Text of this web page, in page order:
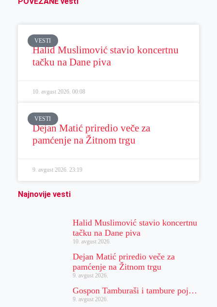
VESTI
Halid Muslimović stavio koncertnu
tačku na Dane piva
10. avgust 2026. 00:08
VESTI
Dejan Matić priredio veče za
pamćenje na Žitnom trgu
9. avgust 2026. 23:19
Najnovije vesti
Halid Muslimović stavio koncertnu
tačku na Dane piva
10. avgust 2026.
Dejan Matić priredio veče za
pamćenje na Žitnom trgu
9. avgust 2026.
Gospon Tamburaši i tambure poj…
9. avgust 2026.